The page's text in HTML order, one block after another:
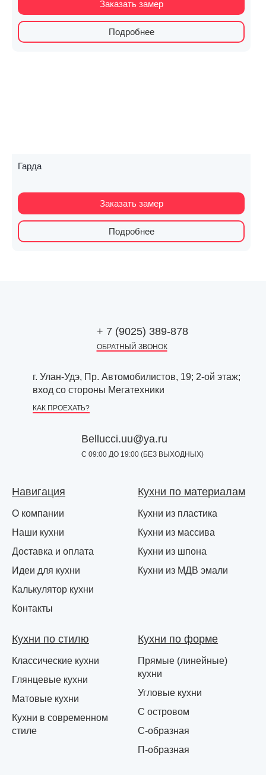
Заказать замер
Подробнее
Гарда
Заказать замер
Подробнее
+ 7 (9025) 389-878
ОБРАТНЫЙ ЗВОНОК
г. Улан-Удэ, Пр. Автомобилистов, 19; 2-ой этаж;
вход со стороны Мегатехники
КАК ПРОЕХАТЬ?
Bellucci.uu@ya.ru
С 09:00 ДО 19:00 (БЕЗ ВЫХОДНЫХ)
Навигация
О компании
Наши кухни
Доставка и оплата
Идеи для кухни
Калькулятор кухни
Контакты
Кухни по материалам
Кухни из пластика
Кухни из массива
Кухни из шпона
Кухни из МДВ эмали
Кухни по стилю
Классические кухни
Глянцевые кухни
Матовые кухни
Кухни в современном
стиле
Кухни по форме
Прямые (линейные)
кухни
Угловые кухни
С островом
С-образная
П-образная